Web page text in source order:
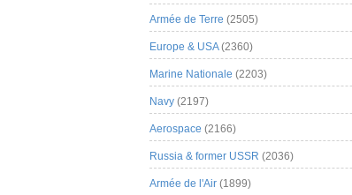
Armée de Terre (2505)
Europe & USA(2360)
Marine Nationale (2203)
Navy (2197)
Aerospace (2166)
Russia & former USSR (2036)
Armée de l'Air (1899)